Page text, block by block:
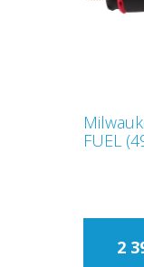
FUEL
2